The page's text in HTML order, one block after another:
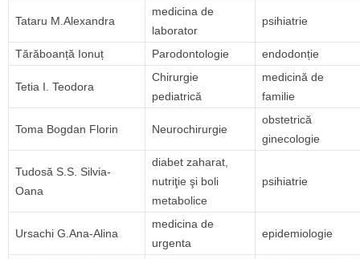
Tataru M.Alexandra
medicina de
laborator
psihiatrie
Tărăboanță Ionuț Parodontologie endodonție
Tetia I. Teodora
Chirurgie
pediatrică
medicină de
familie
Toma Bogdan Florin Neurochirurgie
obstetrică
ginecologie
Tudosă S.S. Silvia-
Oana
diabet zaharat,
nutriţie şi boli
metabolice
psihiatrie
Ursachi G.Ana-Alina
medicina de
urgenta
epidemiologie